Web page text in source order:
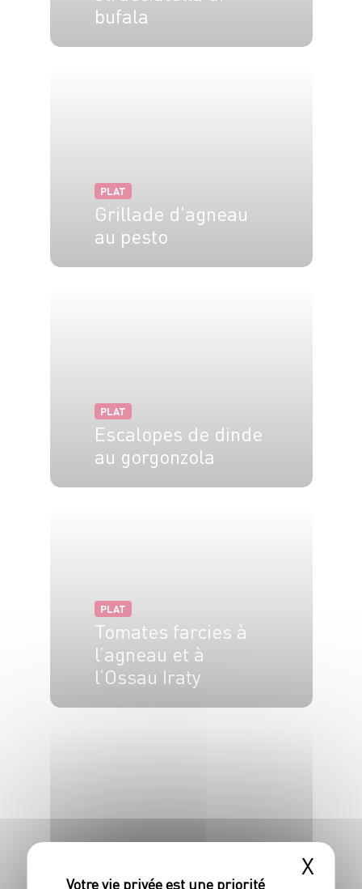
bufala
PLAT
Grillade d'agneau
au pesto
PLAT
Escalopes de dinde
au gorgonzola
PLAT
Tomates farcies à
l’agneau et à
l’Ossau Iraty
Burger de bavette
X